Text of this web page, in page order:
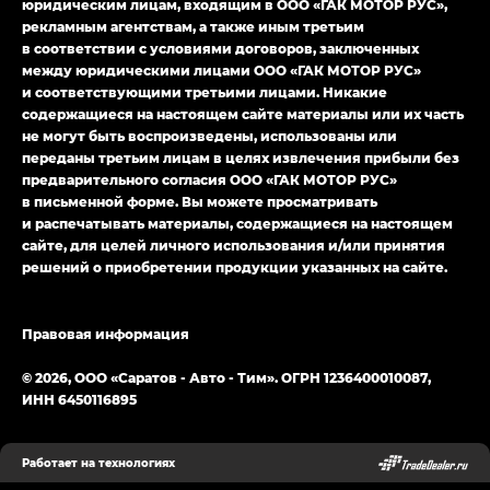
Джи Эс — GS, Джи Эль с элементы экстерьера
в спортивном стиле — GL(S-Style)
юридическим лицам, входящим в ООО «ГАК МОТОР РУС»,
рекламным агентствам, а также иным третьим
в соответствии с условиями договоров, заключенных
между юридическими лицами ООО «ГАК МОТОР РУС»
и соответствующими третьими лицами. Никакие
содержащиеся на настоящем сайте материалы или их часть
не могут быть воспроизведены, использованы или
переданы третьим лицам в целях извлечения прибыли без
предварительного согласия ООО «ГАК МОТОР РУС»
в письменной форме. Вы можете просматривать
и распечатывать материалы, содержащиеся на настоящем
сайте, для целей личного использования и/или принятия
решений о приобретении продукции указанных на сайте.
© 2026, ООО «Саратов - Авто - Тим». ОГРН 1236400010087,
ИНН 6450116895
Правовая информация
Работает на технологиях